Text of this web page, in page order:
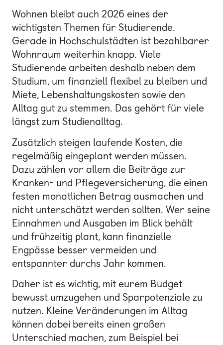
Wohnen bleibt auch 2026 eines der
wichtigsten Themen für Studierende.
Gerade in Hochschulstädten ist bezahlbarer
Wohnraum weiterhin knapp. Viele
Studierende arbeiten deshalb neben dem
Studium, um finanziell flexibel zu bleiben und
Miete, Lebenshaltungskosten sowie den
Alltag gut zu stemmen. Das gehört für viele
längst zum Studienalltag.
Zusätzlich steigen laufende Kosten, die
regelmäßig eingeplant werden müssen.
Dazu zählen vor allem die Beiträge zur
Kranken- und Pflegeversicherung, die einen
festen monatlichen Betrag ausmachen und
nicht unterschätzt werden sollten. Wer seine
Einnahmen und Ausgaben im Blick behält
und frühzeitig plant, kann finanzielle
Engpässe besser vermeiden und
entspannter durchs Jahr kommen.
Daher ist es wichtig, mit eurem Budget
bewusst umzugehen und Sparpotenziale zu
nutzen. Kleine Veränderungen im Alltag
können dabei bereits einen großen
Unterschied machen, zum Beispiel bei